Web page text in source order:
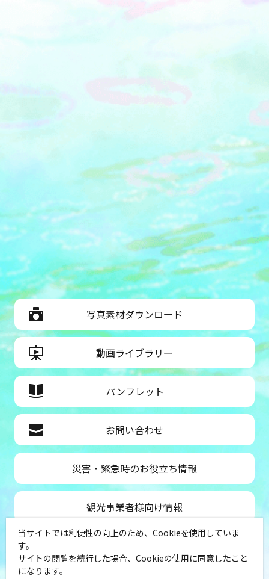
写真素材ダウンロード
動画ライブラリー
パンフレット
お問い合わせ
災害・緊急時のお役立ち情報
観光事業者様向け情報
公益社団法人神奈川県観光協会
〒231-8521
神奈川県横浜市中区山下町１
当サイトでは利便性の向上のため、Cookieを使用していま
す。
サイトの閲覧を続行した場合、Cookieの使用に同意したこと
になります。